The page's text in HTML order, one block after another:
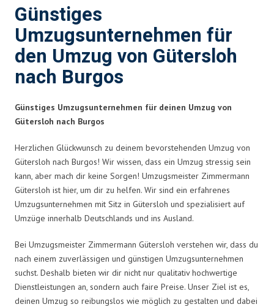
Günstiges
Umzugsunternehmen für
den Umzug von Gütersloh
nach Burgos
Günstiges Umzugsunternehmen für deinen Umzug von
Gütersloh nach Burgos
Herzlichen Glückwunsch zu deinem bevorstehenden Umzug von
Gütersloh nach Burgos! Wir wissen, dass ein Umzug stressig sein
kann, aber mach dir keine Sorgen! Umzugsmeister Zimmermann
Gütersloh ist hier, um dir zu helfen. Wir sind ein erfahrenes
Umzugsunternehmen mit Sitz in Gütersloh und spezialisiert auf
Umzüge innerhalb Deutschlands und ins Ausland.
Bei Umzugsmeister Zimmermann Gütersloh verstehen wir, dass du
nach einem zuverlässigen und günstigen Umzugsunternehmen
suchst. Deshalb bieten wir dir nicht nur qualitativ hochwertige
Dienstleistungen an, sondern auch faire Preise. Unser Ziel ist es,
deinen Umzug so reibungslos wie möglich zu gestalten und dabei